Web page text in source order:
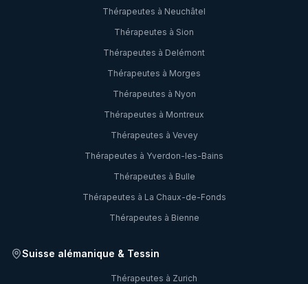
Thérapeutes à Neuchâtel
Thérapeutes à Sion
Thérapeutes à Delémont
Thérapeutes à Morges
Thérapeutes à Nyon
Thérapeutes à Montreux
Thérapeutes à Vevey
Thérapeutes à Yverdon-les-Bains
Thérapeutes à Bulle
Thérapeutes à La Chaux-de-Fonds
Thérapeutes à Bienne
Suisse alémanique & Tessin
Thérapeutes à Zurich